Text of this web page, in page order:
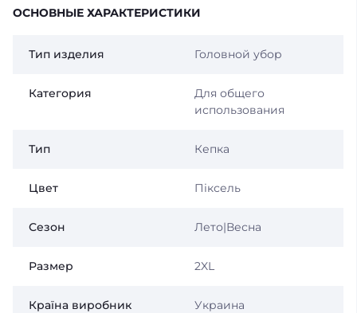
ОСНОВНЫЕ ХАРАКТЕРИСТИКИ
Тип изделия Головной убор
Категория
Для общего
использования
Тип Кепка
Цвет Піксель
Сезон Лето|Весна
Размер 2XL
Країна виробник Украина